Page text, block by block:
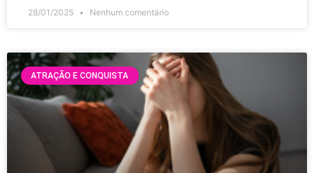
28/01/2025 Nenhum comentário
ATRAÇÃO E CONQUISTA